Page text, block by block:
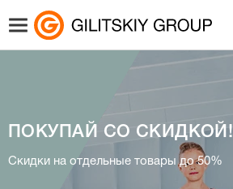
ПОКУПАЙ СО СКИДКОЙ!
Скидки на отдельные товары до 50%
Интернет-магазин
купальники, плавки и аксессуары